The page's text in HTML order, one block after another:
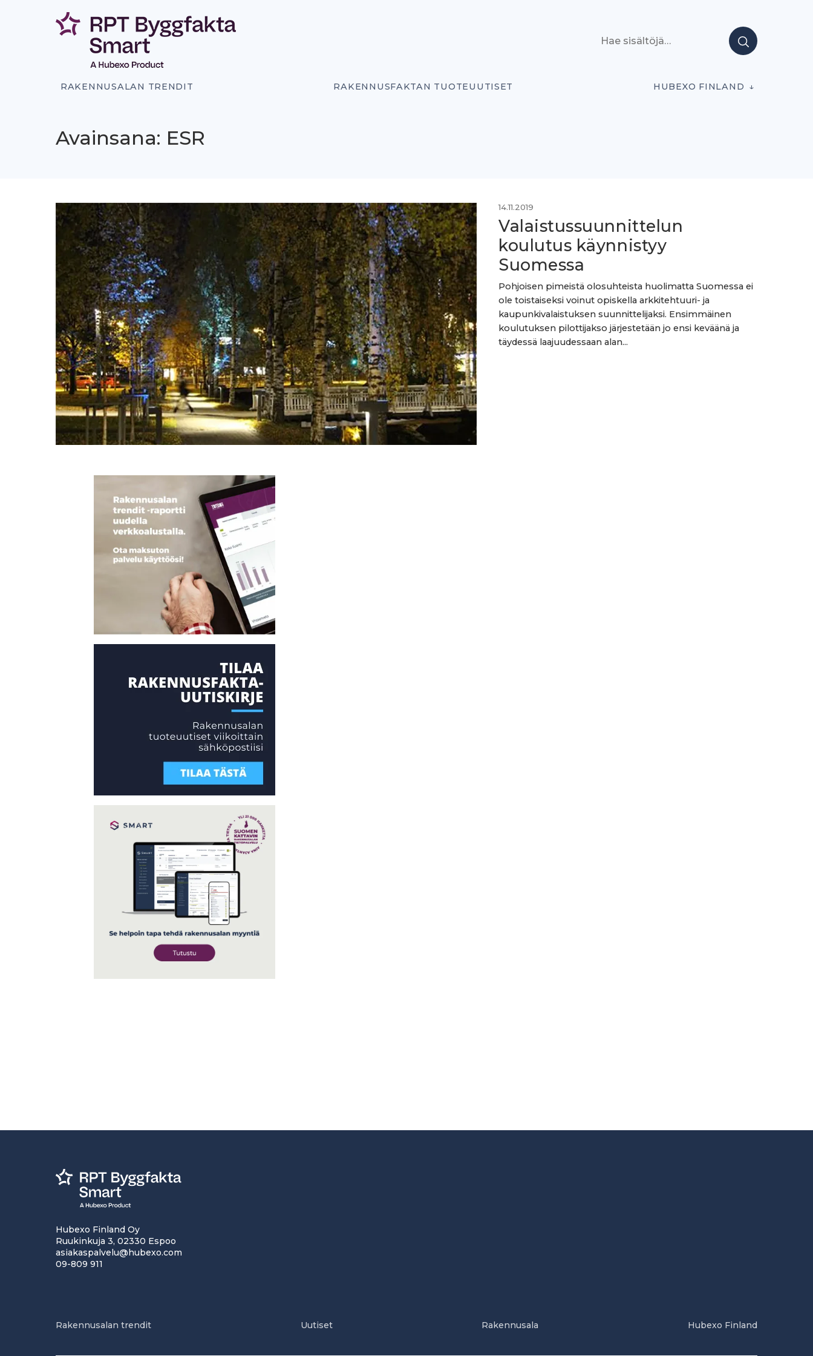
RAKENNUSALAN TRENDIT RAKENNUSFAKTAN TUOTEUUTISET HUBEXO FINLAND
Avainsana: ESR
14.11.2019
Valaistussuunnittelun
koulutus käynnistyy
Suomessa
Pohjoisen pimeistä olosuhteista huolimatta Suomessa ei
ole toistaiseksi voinut opiskella arkkitehtuuri- ja
kaupunkivalaistuksen suunnittelijaksi. Ensimmäinen
koulutuksen pilottijakso järjestetään jo ensi keväänä ja
täydessä laajuudessaan alan...
Hubexo Finland Oy
Ruukinkuja 3, 02330 Espoo
asiakaspalvelu@hubexo.com
09-809 911
Rakennusalan trendit Uutiset Rakennusala Hubexo Finland